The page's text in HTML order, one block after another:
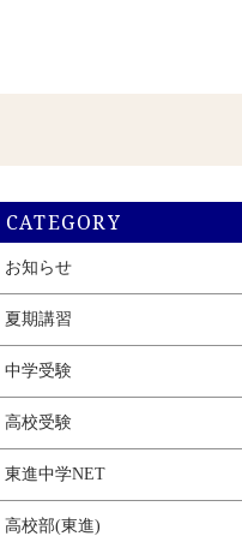
CATEGORY
お知らせ
夏期講習
中学受験
高校受験
東進中学NET
高校部(東進)